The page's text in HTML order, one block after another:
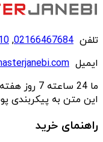
تلفن 02166467684
,
ایمیل
ما 24
این متن به پیکربندی
راهنمای خرید